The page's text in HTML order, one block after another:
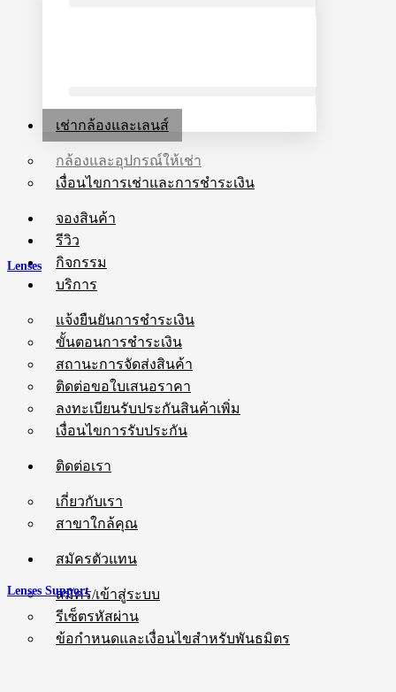
เช่ากล้องและเลนส์
กล้องและอุปกรณ์ให้เช่า
เงื่อนไขการเช่าและการชำระเงิน
จองสินค้า
รีวิว
กิจกรรม
บริการ
แจ้งยืนยันการชำระเงิน
ขั้นตอนการชำระเงิน
สถานะการจัดส่งสินค้า
ติดต่อขอใบเสนอราคา
ลงทะเบียนรับประกันสินค้าเพิ่ม
เงื่อนไขการรับประกัน
ติดต่อเรา
เกี่ยวกับเรา
สาขาใกล้คุณ
สมัครตัวแทน
สมัคร/เข้าสู่ระบบ
รีเซ็ตรหัสผ่าน
ข้อกำหนดและเงื่อนไขสำหรับพันธมิตร
Lenses
Lenses Support